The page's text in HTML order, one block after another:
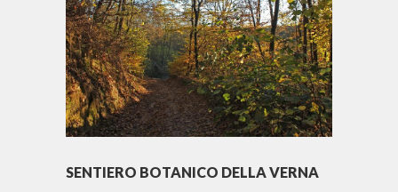
SENTIERO BOTANICO DELLA VERNA